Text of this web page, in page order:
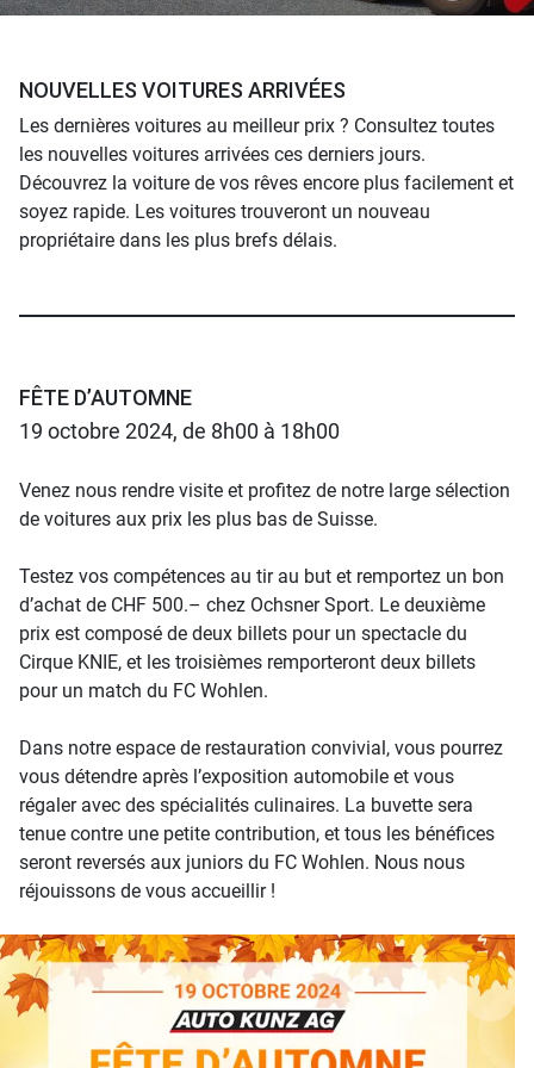
NOUVELLES VOITURES ARRIVÉES
Les dernières voitures au meilleur prix ? Consultez toutes
les nouvelles voitures arrivées ces derniers jours.
Découvrez la voiture de vos rêves encore plus facilement et
soyez rapide. Les voitures trouveront un nouveau
propriétaire dans les plus brefs délais.
FÊTE D’AUTOMNE
19 octobre 2024, de 8h00 à 18h00
Venez nous rendre visite et profitez de notre large sélection
de voitures aux prix les plus bas de Suisse.
Testez vos compétences au tir au but et remportez un bon
d’achat de CHF 500.– chez Ochsner Sport. Le deuxième
prix est composé de deux billets pour un spectacle du
Cirque KNIE, et les troisièmes remporteront deux billets
pour un match du FC Wohlen.
Dans notre espace de restauration convivial, vous pourrez
vous détendre après l’exposition automobile et vous
régaler avec des spécialités culinaires. La buvette sera
tenue contre une petite contribution, et tous les bénéfices
seront reversés aux juniors du FC Wohlen. Nous nous
réjouissons de vous accueillir !